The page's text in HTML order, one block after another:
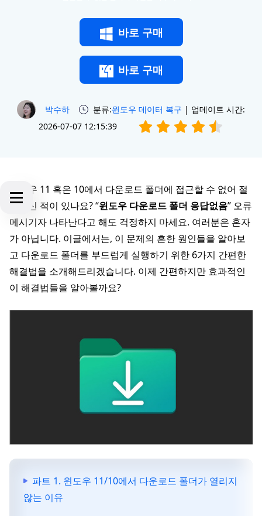
바로 구매
바로 구매
박수하 분류:윈도우 데이터 복구 | 업데이트 시간:
2026-07-07 12:15:39
윈도우 11 혹은 10에서 다운로드 폴더에 접근할 수 없어 절
망하신 적이 있나요? “윈도우 다운로드 폴더 응답없음” 오류
메시기자 나타난다고 해도 걱정하지 마세요. 여러분은 혼자
가 아닙니다. 이글에서는, 이 문제의 흔한 원인들을 알아보
고 다운로드 폴더를 부드럽게 실행하기 위한 6가지 간편한
해결법을 소개해드리겠습니다. 이제 간편하지만 효과적인
이 해결법들을 알아볼까요?
파트 1. 윈도우 11/10에서 다운로드 폴더가 열리지
않는 이유